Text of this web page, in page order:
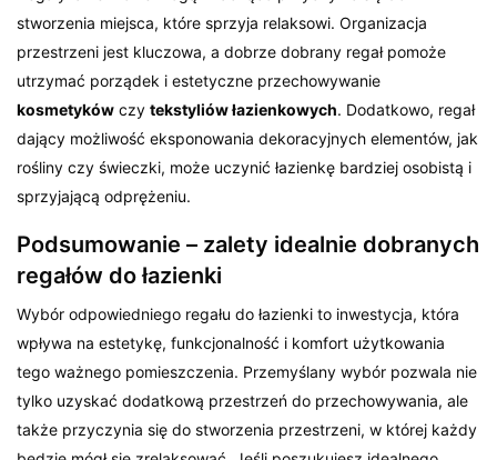
stworzenia miejsca, które sprzyja relaksowi. Organizacja
przestrzeni jest kluczowa, a dobrze dobrany regał pomoże
utrzymać porządek i estetyczne przechowywanie
kosmetyków czytekstyliów łazienkowych. Dodatkowo, regał
dający możliwość eksponowania dekoracyjnych elementów, jak
rośliny czy świeczki, może uczynić łazienkę bardziej osobistą i
sprzyjającą odprężeniu.
Podsumowanie – zalety idealnie dobranych
regałów do łazienki
Wybór odpowiedniego regału do łazienki to inwestycja, która
wpływa na estetykę, funkcjonalność i komfort użytkowania
tego ważnego pomieszczenia. Przemyślany wybór pozwala nie
tylko uzyskać dodatkową przestrzeń do przechowywania, ale
także przyczynia się do stworzenia przestrzeni, w której każdy